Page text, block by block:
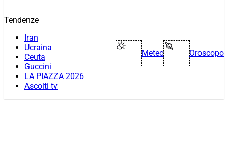
Tendenze
Iran
Ucraina
Ceuta
Guccini
LA PIAZZA 2026
Ascolti tv
Meteo Oroscopo